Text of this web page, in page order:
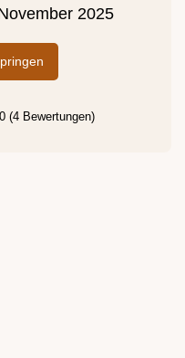
2025
(4 Bewertungen)